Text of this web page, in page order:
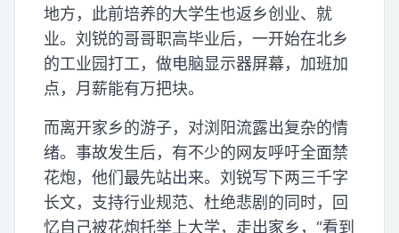
地方，此前培养的大学生也返乡创业、就
业。刘锐的哥哥职高毕业后，一开始在北乡
的工业园打工，做电脑显示器屏幕，加班加
点，月薪能有万把块。
而离开家乡的游子，对浏阳流露出复杂的情
绪。事故发生后，有不少的网友呼吁全面禁
花炮，他们最先站出来。刘锐写下两三千字
长文，支持行业规范、杜绝悲剧的同时，回
忆自己被花炮托举上大学，走出家乡，“看到